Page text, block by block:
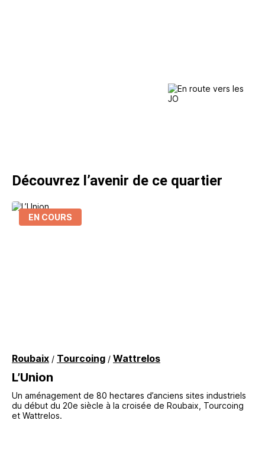
Découvrez l’avenir de ce quartier
EN COURS
Roubaix / Tourcoing / Wattrelos
L’Union
Un aménagement de 80 hectares d’anciens sites industriels
du début du 20e siècle à la croisée de Roubaix, Tourcoing
et Wattrelos.